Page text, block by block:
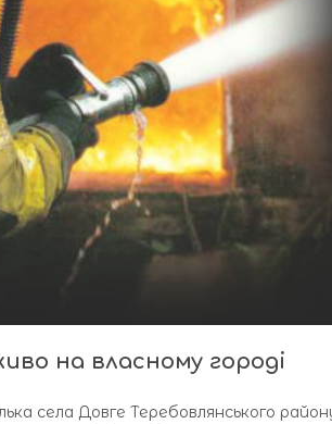
на власному городі
села Довге Теребовлянського